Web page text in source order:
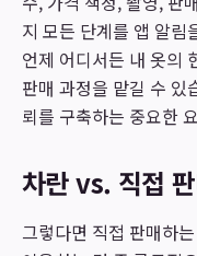
지 모든 단계를 앱 알림
언제 어디서든 내 옷의
판매 과정을 맡길 수 있
뢰를 구축하는 중요한
차란 vs. 직접
그렇다면 직접 판매하